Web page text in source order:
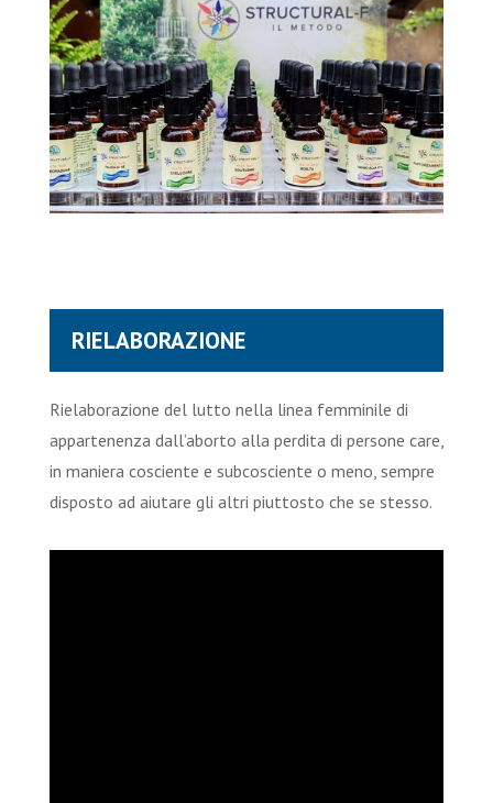
RIELABORAZIONE
Rielaborazione del lutto nella linea femminile di
appartenenza dall’aborto alla perdita di persone care,
in maniera cosciente e subcosciente o meno, sempre
disposto ad aiutare gli altri piuttosto che se stesso.